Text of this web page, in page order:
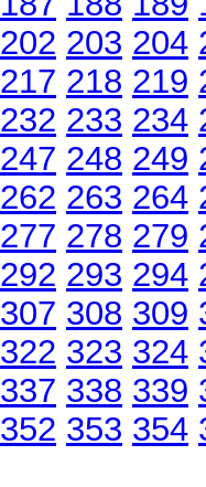
202 203 204
217 218 219
232 233 234
247 248 249
262 263 264
277 278 279
292 293 294
307 308 309
322 323 324
337 338 339
352 353 354